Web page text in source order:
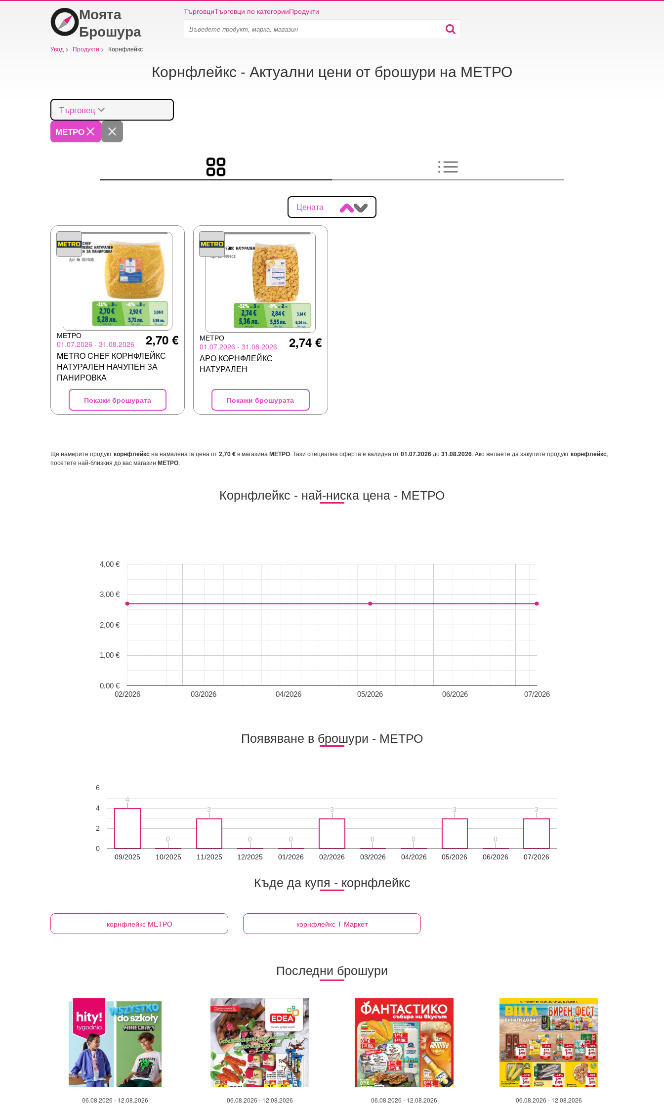
Моята
Брошура
ТърговциТърговци по категорииПродукти
Увод > Продукти > Корнфлейкс
Корнфлейкс - Актуални цени от брошури на МЕТРО
Търговец
МЕТРО
Цената
МЕТРО
01.07.2026 - 31.08.2026
2,70 €
METRO CHEF КОРНФЛЕЙКС
НАТУРАЛЕН НАЧУПЕН ЗА
ПАНИРОВКА
Покажи брошурата
МЕТРО
01.07.2026 - 31.08.2026
2,74 €
АРО КОРНФЛЕЙКС
НАТУРАЛЕН
Покажи брошурата
Ще намерите продукткорнфлейксна намалената цена от2,70 €в магазинаМЕТРО. Тази специална оферта е валидна от01.07.2026до31.08.2026. Ако желаете да закупите продукткорнфлейкс,
посетете най-близкия до вас магазин МЕТРО.
Корнфлейкс - най-ниска цена - МЕТРО
02/2026 03/2026 04/2026 05/2026 06/2026 07/2026
0,00 €
1,00 €
2,00 €
3,00 €
4,00 €
Появяване в брошури - МЕТРО
09/2025 10/2025 11/2025 12/2025 01/2026 02/2026 03/2026 04/2026 05/2026 06/2026 07/2026
0
2
4
6
4
4
0
0
3
3
0
0 0
0
3
3
0
0 0
0
3
3
0
0
3
3
Къде да купя - корнфлейкс
корнфлейкс МЕТРО корнфлейкс Т Маркет
Последни брошури
06.08.2026 - 12.08.2026 06.08.2026 - 12.08.2026 06.08.2026 - 12.08.2026 06.08.2026 - 12.08.2026